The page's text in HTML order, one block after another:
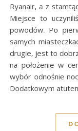
Ryanair, a z
Miejsce to
powodów. Po
samych
drugie, jest to
na położenie w
wybór odnośnie
Dodatkowym